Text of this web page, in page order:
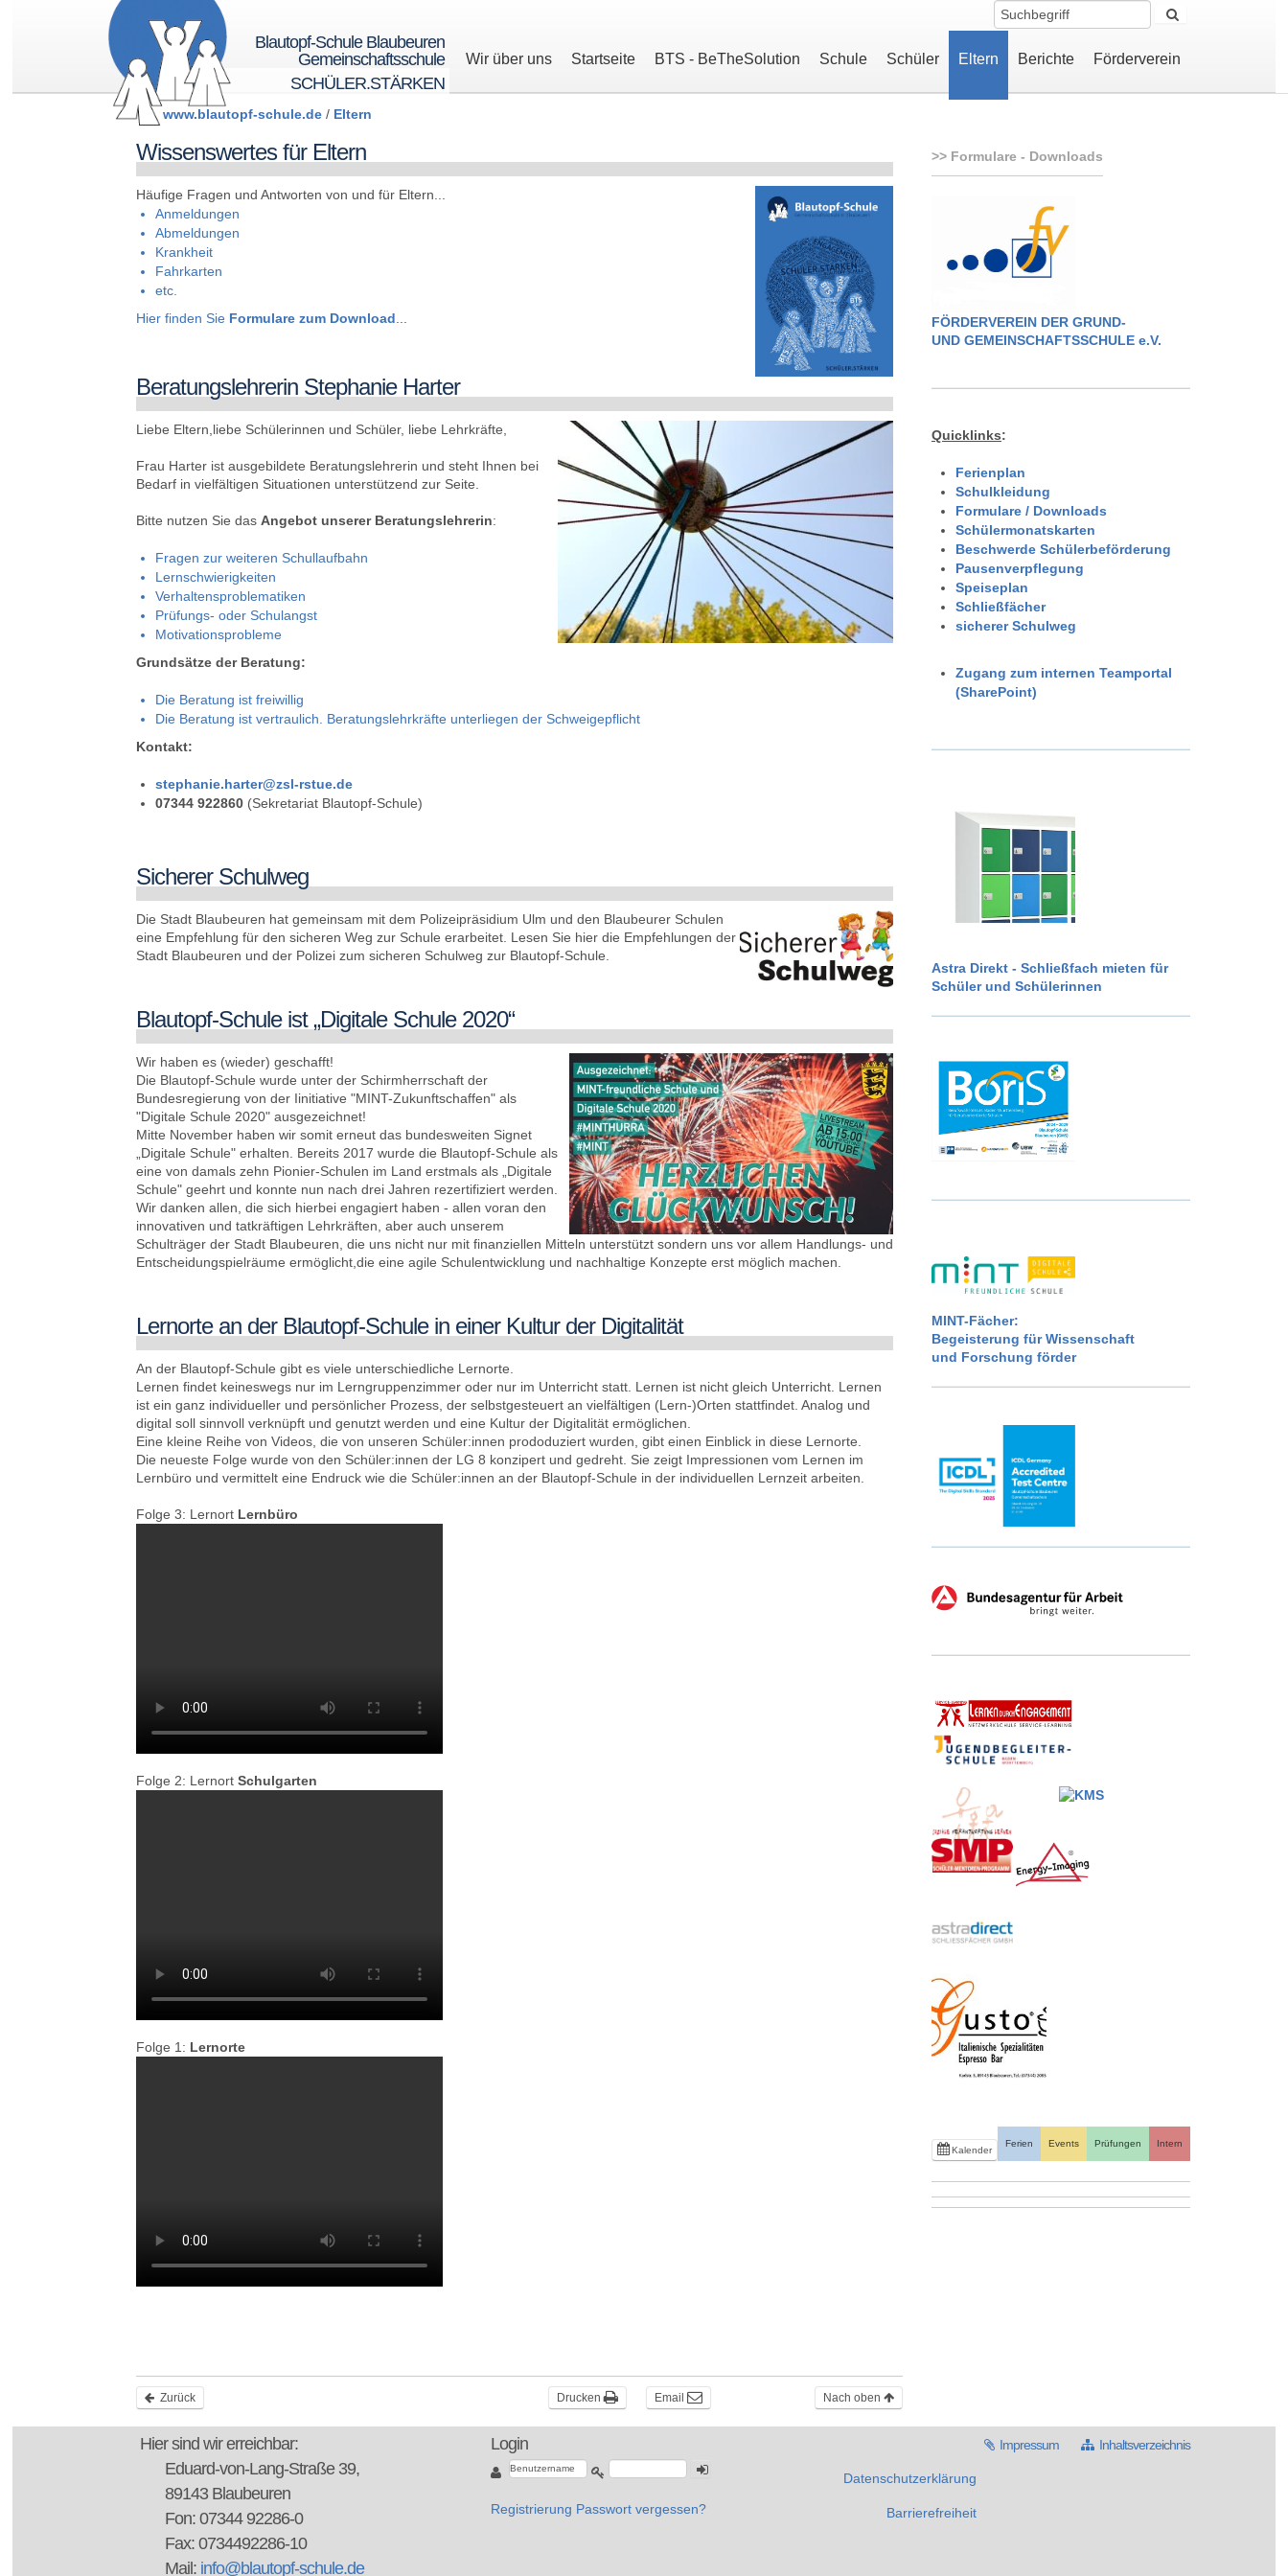
Blautopf-Schule Blaubeuren
Gemeinschaftsschule
SCHÜLER.STÄRKEN
Wir über uns Startseite BTS - BeTheSolution Schule Schüler Eltern Berichte Förderverein
www.blautopf-schule.de / Eltern
Wissenswertes für Eltern
Häufige Fragen und Antworten von und für Eltern...
Anmeldungen
Abmeldungen
Krankheit
Fahrkarten
etc.
Hier finden Sie Formulare zum Download
Beratungslehrerin Stephanie Harter
Liebe Eltern,liebe Schülerinnen und Schüler, liebe Lehrkräfte,
Frau Harter ist ausgebildete Beratungslehrerin und steht Ihnen bei
Bedarf in vielfältigen Situationen unterstützend zur Seite.
Bitte nutzen Sie das Angebot unserer Beratungslehrerin:
Fragen zur weiteren Schullaufbahn
Lernschwierigkeiten
Verhaltensproblematiken
Prüfungs- oder Schulangst
Motivationsprobleme
Grundsätze der Beratung:
Die Beratung ist freiwillig
Die Beratung ist vertraulich. Beratungslehrkräfte unterliegen der Schweigepflicht
Kontakt:
stephanie.harter@zsl-rstue.de
07344 922860 (Sekretariat Blautopf-Schule)
Sicherer Schulweg
Die Stadt Blaubeuren hat gemeinsam mit dem Polizeipräsidium Ulm und den Blaubeurer Schulen
eine Empfehlung für den sicheren Weg zur Schule erarbeitet. Lesen Sie hier die Empfehlungen der
Stadt Blaubeuren und der Polizei zum sicheren Schulweg zur Blautopf-Schule.
Blautopf-Schule ist „Digitale Schule 2020“
Wir haben es (wieder) geschafft!
Die Blautopf-Schule wurde unter der Schirmherrschaft der
Bundesregierung von der Iinitiative "MINT-Zukunftschaffen" als
"Digitale Schule 2020" ausgezeichnet!
Mitte November haben wir somit erneut das bundesweiten Signet
„Digitale Schule" erhalten. Bereits 2017 wurde die Blautopf-Schule als
eine von damals zehn Pionier-Schulen im Land erstmals als „Digitale
Schule" geehrt und konnte nun nach drei Jahren rezertifiziert werden.
Wir danken allen, die sich hierbei engagiert haben - allen voran den
innovativen und tatkräftigen Lehrkräften, aber auch unserem
Schulträger der Stadt Blaubeuren, die uns nicht nur mit finanziellen Mitteln unterstützt sondern uns vor allem Handlungs- und
Entscheidungspielräume ermöglicht,die eine agile Schulentwicklung und nachhaltige Konzepte erst möglich machen.
Lernorte an der Blautopf-Schule in einer Kultur der Digitalität
An der Blautopf-Schule gibt es viele unterschiedliche Lernorte.
Lernen findet keineswegs nur im Lerngruppenzimmer oder nur im Unterricht statt. Lernen ist nicht gleich Unterricht. Lernen
ist ein ganz individueller und persönlicher Prozess, der selbstgesteuert an vielfältigen (Lern-)Orten stattfindet. Analog und
digital soll sinnvoll verknüpft und genutzt werden und eine Kultur der Digitalität ermöglichen.
Eine kleine Reihe von Videos, die von unseren Schüler:innen prododuziert wurden, gibt einen Einblick in diese Lernorte.
Die neueste Folge wurde von den Schüler:innen der LG 8 konzipert und gedreht. Sie zeigt Impressionen vom Lernen im
Lernbüro und vermittelt eine Endruck wie die Schüler:innen an der Blautopf-Schule in der individuellen Lernzeit arbeiten.
Folge 3: Lernort Lernbüro
Folge 2: Lernort Schulgarten
Folge 1: Lernorte
Zurück Nach oben
Email
Drucken
Formulare - Downloads
FÖRDERVEREIN DER GRUND-
UND GEMEINSCHAFTSSCHULE e.V.
Quicklinks:
Ferienplan
Schulkleidung
Formulare / Downloads
Schülermonatskarten
Beschwerde Schülerbeförderung
Pausenverpflegung
Speiseplan
Schließfächer
sicherer Schulweg
Zugang zum internen Teamportal
(SharePoint)
Astra Direkt - Schließfach mieten für
Schüler und Schülerinnen
MINT-Fächer:
Begeisterung für Wissenschaft
und Forschung förder
Kalender
Ferien Events Prüfungen Intern
Hier sind wir erreichbar:
Eduard-von-Lang-Straße 39,
89143 Blaubeuren
Fon: 07344 92286-0
Fax: 0734492286-10
Mail: info@blautopf-schule.de
Login
Registrierung Passwort vergessen?
Impressum Inhaltsverzeichnis
Datenschutzerklärung
Barrierefreiheit